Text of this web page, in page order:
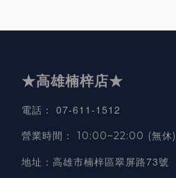
★高雄楠梓店★
電話 ： 07-611-1512
營業時間 ： 10:00~22:00 (無休)
地址 ： 高雄市楠梓區翠屏路73號